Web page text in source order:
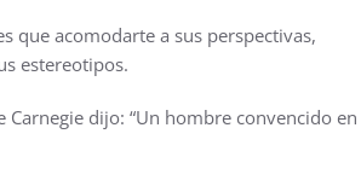
que acomodarte a sus perspectivas,
estereotipos.
dijo: “Un hombre convencido en